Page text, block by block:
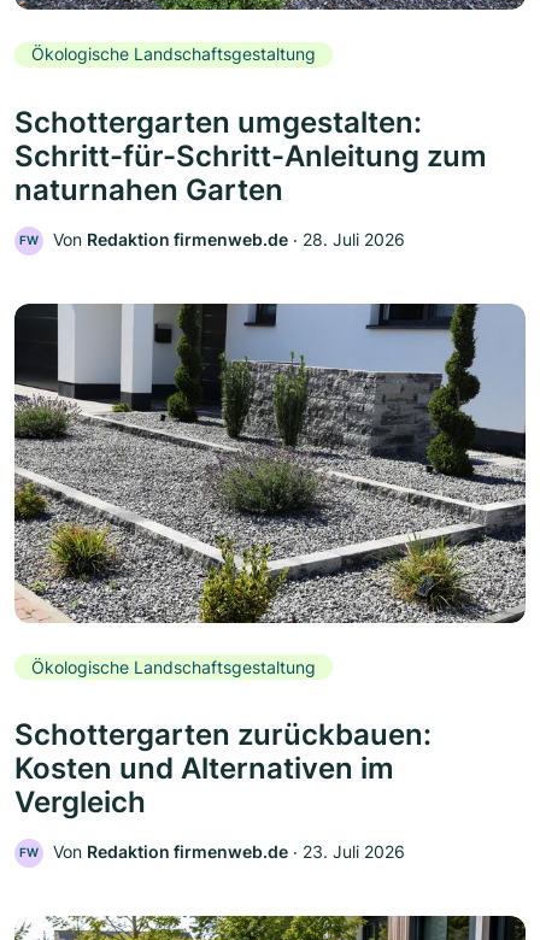
Ökologische Landschaftsgestaltung
Schottergarten umgestalten:
Schritt-für-Schritt-Anleitung zum
naturnahen Garten
FW Von Redaktion firmenweb.de ‧ 28. Juli 2026
Ökologische Landschaftsgestaltung
Schottergarten zurückbauen:
Kosten und Alternativen im
Vergleich
FW Von Redaktion firmenweb.de ‧ 23. Juli 2026